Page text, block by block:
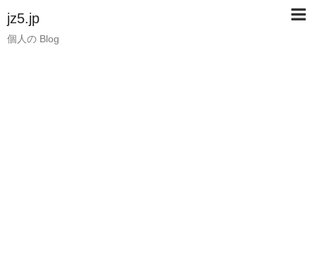
jz5.jp
個人の Blog